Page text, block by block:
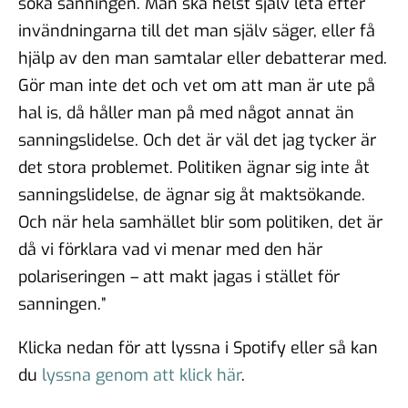
#93 - Brit Stakston -
svenskarnas medievanor
30 apr 2025
#92 - Ann-Thérese Enarsson -
aspekter som påverkar
arbetslivet för tjänstemän
11 apr 2025
#91 - Robert Kindroth - att
förebygga våldsbejakande
extremism
invändningarna till det man själv säger, eller få
hjälp av den man samtalar eller debatterar med.
Gör man inte det och vet om att man är ute på
hal is, då håller man på med något annat än
sanningslidelse. Och det är väl det jag tycker är
det stora problemet. Politiken ägnar sig inte åt
sanningslidelse, de ägnar sig åt maktsökande.
Och när hela samhället blir som politiken, det är
då vi förklara vad vi menar med den här
polariseringen – att makt jagas i stället för
sanningen.”
Klicka nedan för att lyssna i Spotify eller så kan
du lyssna genom att klick här.